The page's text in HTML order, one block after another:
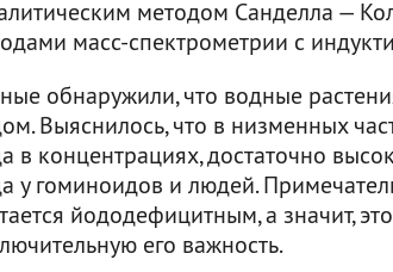
методом Санделла —
масс-спектрометрии с
обнаружили, что водные
Выяснилось, что в низменных
в концентрациях, достаточно
у гоминоидов и людей.
йододефицитным, а значит,
его важность.